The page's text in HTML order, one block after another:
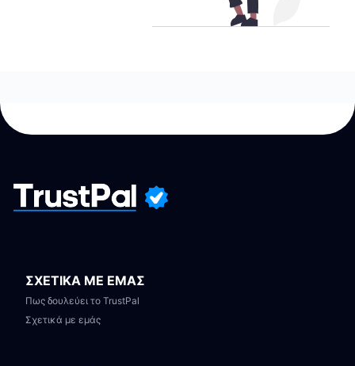
ΣΧΕΤΙΚΑ ΜΕ ΕΜΑΣ
Πως δουλεύει το TrustPal
Σχετικά με εμάς